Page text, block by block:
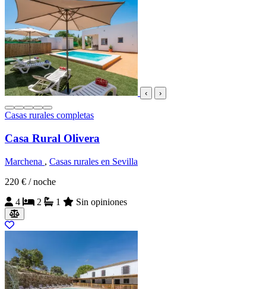
‹ ›
Casas rurales completas
Casa Rural Olivera
Marchena , Casas rurales en Sevilla
220 € / noche
4
2 1 Sin opiniones